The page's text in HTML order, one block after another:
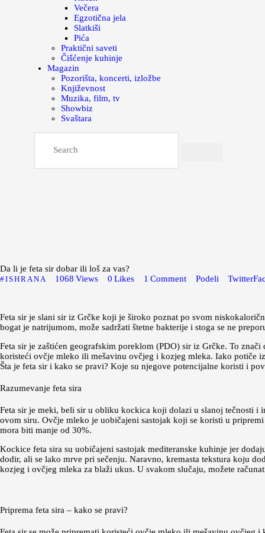
Večera
Egzotična jela
Slatkiši
Pića
Praktični saveti
Čišćenje kuhinje
Magazin
Pozorišta, koncerti, izložbe
Književnost
Muzika, film, tv
Showbiz
Svaštara
Da li je feta sir dobar ili loš za vas?
ISHRANA 1068 Views 0 Likes 1 Comment Podeli Twitter
Feta sir je slani sir iz Grčke koji je široko poznat po svom
bogat je natrijumom, može sadržati štetne bakterije i stoga se ne
Feta sir je zaštićen geografskim poreklom (PDO) sir iz Grčke. To
koristeći ovčje mleko ili mešavinu ovčjeg i kozjeg mleka. Iako potiče
Šta je feta sir i kako se pravi? Koje su njegove potencijalne koristi i
Razumevanje feta sira
Feta sir je meki, beli sir u obliku kockica koji dolazi u slanoj tečnosti i
ovom siru. Ovčje mleko je uobičajeni sastojak koji se koristi u
mora biti manje od 30%.
Kockice feta sira su uobičajeni sastojak mediteranske kuhinje jer
dodir, ali se lako mrve pri sečenju. Naravno, kremasta tekstura koju
kozjeg i ovčjeg mleka za blaži ukus. U svakom slučaju, možete
Priprema feta sira – kako se pravi?